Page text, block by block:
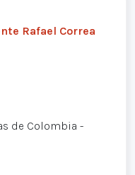
Rafael Correa
de Colombia -